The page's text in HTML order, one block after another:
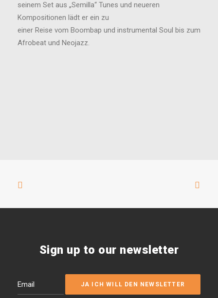
seinem Set aus „Semilla“ Tunes und neueren
Kompositionen lädt er ein zu
einer Reise vom Boombap und instrumental Soul bis zum
Afrobeat und Neojazz.
Sign up to our newsletter